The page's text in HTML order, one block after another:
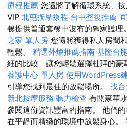
療程推薦 您還將了解循環系統、按
VIP 北屯按摩療程 台中整復推薦
餐提供普通套餐中沒有的獨家護理
之家 單人房 您還將獲得私人房間
輕鬆。 精選外燴推薦指南 基隆台
細的比較，讓您輕鬆選擇杜拜的豪
養護中心 單人房 使用WordPress
引導您找到最佳的放鬆場所。 找
新北按摩服務 聽力檢查 有關豪華
參閱這份資訊豐富的指南。 他們
在平靜而精緻的環境中放鬆身心。